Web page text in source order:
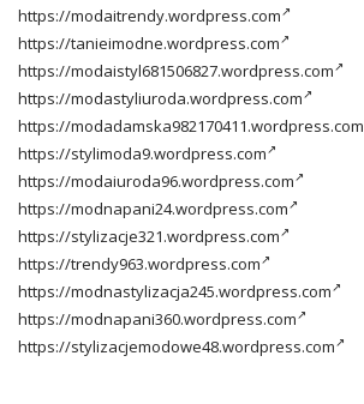
https://modaitrendy.wordpress.com
https://tanieimodne.wordpress.com
https://modaistyl681506827.wordpress.com
https://modastyliuroda.wordpress.com
https://modadamska982170411.wordpress.com
https://stylimoda9.wordpress.com
https://modaiuroda96.wordpress.com
https://modnapani24.wordpress.com
https://stylizacje321.wordpress.com
https://trendy963.wordpress.com
https://modnastylizacja245.wordpress.com
https://modnapani360.wordpress.com
https://stylizacjemodowe48.wordpress.com